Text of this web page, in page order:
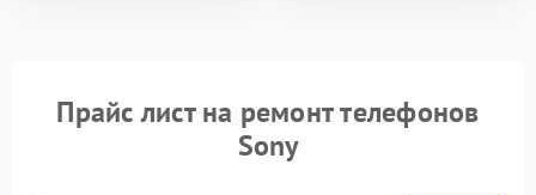
Прайс лист на ремонт телефонов
Sony